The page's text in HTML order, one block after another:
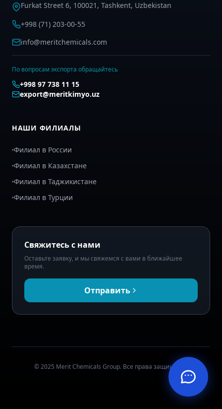
Furkat Street 6, 100021, Tashkent, Uzbekistan
+998 (71) 203-00-55
info@meritchemicals.com
По вопросам экспорта обращайтесь
+998 97 738 11 15
export@meritkimyo.uz
НАШИ ФИЛИАЛЫ
Филиал в России
Филиал в Казахстане
Филиал в Таджикистане
Филиал в Турции
Свяжитесь с нами
Оставьте заявку, и мы свяжемся с вами в ближайшее
время.
Отправить
© 2025 Merit Chemicals Group. Все права защищены.